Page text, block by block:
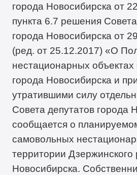
города Новосибирска от
пункта 6.7 решения
города Новосибирска от
(ред. от 25.12.2017) «О
нестационарных
города Новосибирска и
утратившими силу
Совета депутатов города
сообщается о
самовольных
территории Дзержинского
Новосибирска.